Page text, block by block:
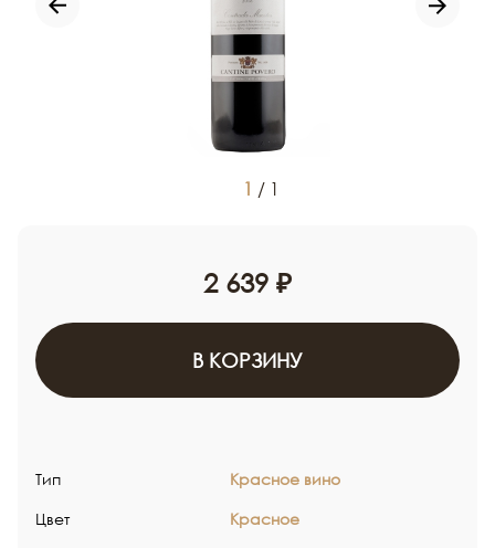
1 / 1
2 639 ₽
В КОРЗИНУ
Тип Красное вино
Цвет Красное